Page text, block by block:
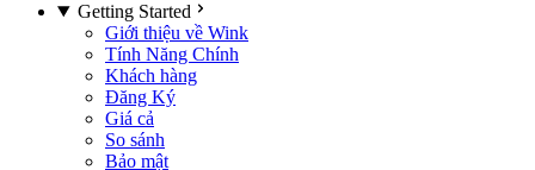
Getting Started
Giới thiệu về Wink
Tính Năng Chính
Khách hàng
Đăng Ký
Giá cả
So sánh
Bảo mật